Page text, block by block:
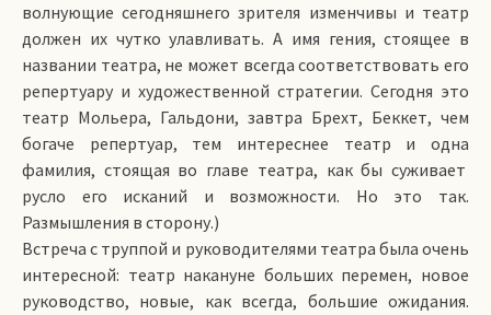
волнующие сегодняшнего зрителя изменчивы и театр
должен их чутко улавливать. А имя гения, стоящее в
названии театра, не может всегда соответствовать его
репертуару и художественной стратегии. Сегодня это
театр Мольера, Гальдони, завтра Брехт, Беккет, чем
богаче репертуар, тем интереснее театр и одна
фамилия, стоящая во главе театра, как бы суживает
русло его исканий и возможности. Но это так.
Размышления в сторону.)
Встреча с труппой и руководителями театра была очень
интересной: театр накануне больших перемен, новое
руководство, новые, как всегда, большие ожидания.